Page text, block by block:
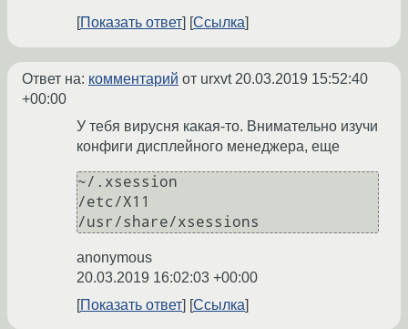
Показать ответ
Ссылка
Ответ на: комментарий от urxvt20.03.2019 15:52:40
+00:00
У тебя вирусня какая-то. Внимательно изучи
конфиги дисплейного менеджера, еще
~/.xsession
/etc/X11
anonymous
20.03.2019 16:02:03 +00:00
Показать ответ
Ссылка